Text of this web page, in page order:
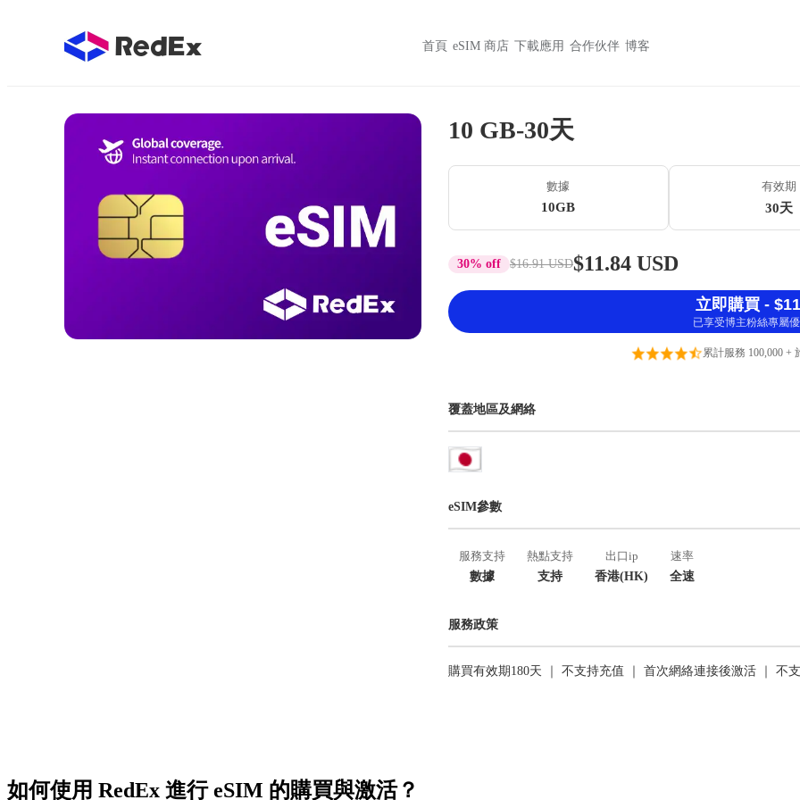
首頁 eSIM 商店 下載應用 合作伙伴 博客
10 GB-30天
數據
10GB
有效期
30天
30% off $16.91 USD$11.84 USD
立即購買 -
已享受博主粉絲專屬
累計服務 100,000 +
覆蓋地區及網絡
eSIM參數
服務支持
數據
熱點支持
支持
出口ip
香港(HK)
速率
全速
服務政策
購買有效期180天 ｜ 不支持充值 ｜ 首次網絡連接後激活 ｜ 不
如何使用 RedEx 進行 eSIM 的購買與激活？